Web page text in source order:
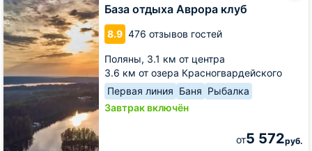
База отдыха Аврора клуб
8.9 476 отзывов гостей
Поляны, 3.1 км от центра
3.6 км от озера Красногвардейского
Первая линия Баня Рыбалка
Завтрак включён
от5 572руб.
Аврора
клуб